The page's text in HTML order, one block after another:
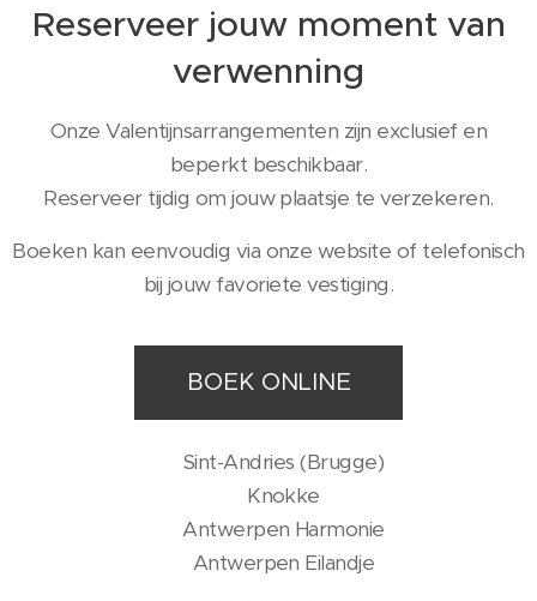
Reserveer jouw moment van
verwenning
Onze Valentijnsarrangementen zijn exclusief en
beperkt beschikbaar.
Reserveer tijdig om jouw plaatsje te verzekeren.
Boeken kan eenvoudig via onze website of telefonisch
bij jouw favoriete vestiging.
BOEK ONLINE
📍 Sint-Andries (Brugge)
📍 Knokke
📍 Antwerpen Harmonie
📍 Antwerpen Eilandje